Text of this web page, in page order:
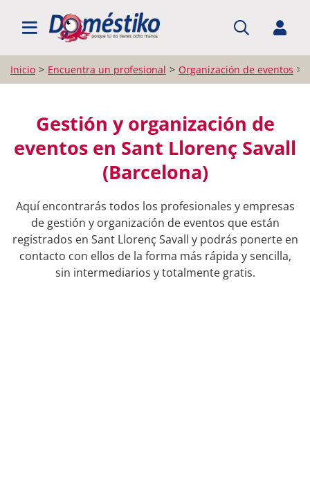
BUSCAR PROFESIONALES
Inicio Encuentra un profesional Organización de eventos
Gestión y organización de
eventos en Sant Llorenç Savall
(Barcelona)
Aquí encontrarás todos los profesionales y empresas
de gestión y organización de eventos que están
registrados en Sant Llorenç Savall y podrás ponerte en
contacto con ellos de la forma más rápida y sencilla,
sin intermediarios y totalmente gratis.